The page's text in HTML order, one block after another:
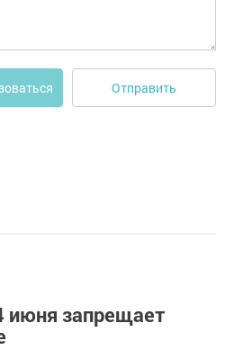
Отправить
июня запрещает